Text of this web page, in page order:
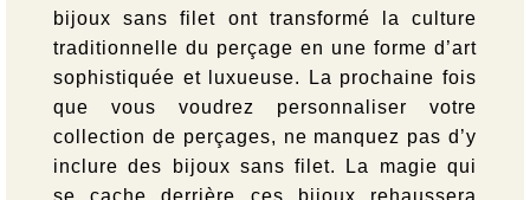
bijoux sans filet ont transformé la culture
traditionnelle du perçage en une forme d’art
sophistiquée et luxueuse. La prochaine fois
que vous voudrez personnaliser votre
collection de perçages, ne manquez pas d’y
inclure des bijoux sans filet. La magie qui